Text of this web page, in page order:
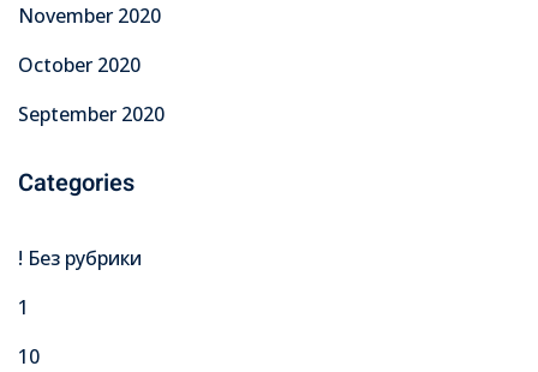
November 2020
October 2020
September 2020
Categories
! Без рубрики
1
10